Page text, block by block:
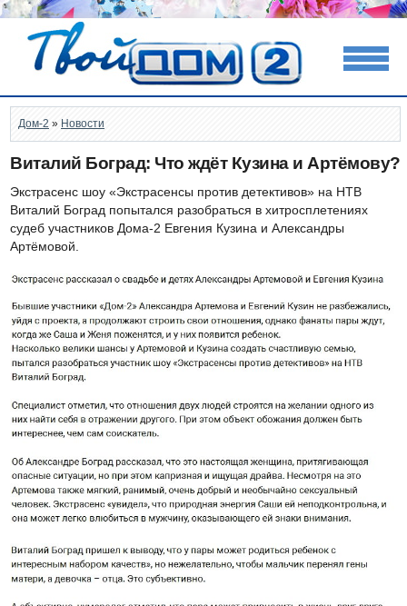
Дом-2 » Новости
Виталий Боград: Что ждёт Кузина и Артёмову?
Экстрасенс шоу «Экстрасенсы против детективов» на НТВ
Виталий Боград попытался разобраться в хитросплетениях
судеб участников Дома-2 Евгения Кузина и Александры
Артёмовой.